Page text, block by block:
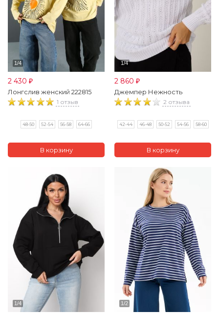
2 430 ₽
Лонгслив женский 222815
1 отзыв
48-50 52-54 56-58 64-66
2 860 ₽
Джемпер Нежность
2 отзыва
42-44 46-48 50-52 54-56 58-60